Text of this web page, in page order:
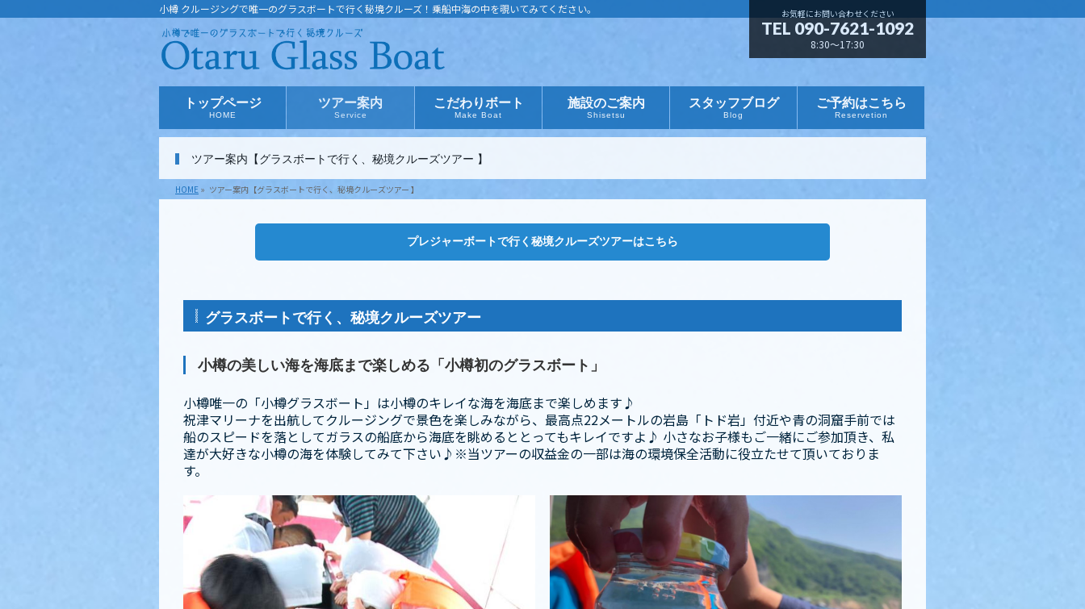
小樽 クルージングで唯一のグラスボートで行く秘境クルーズ！乗船中海の中を覗いてみてください。 お気軽にお問い合わせください
TEL 090-7621-1092
8:30～17:30
トップページ
HOME
ツアー案内
Service
こだわりボート
Make Boat
施設のご案内
Shisetsu
スタッフブログ
Blog
ご予約はこちら
Reservetion
ツアー案内【グラスボートで行く、秘境クルーズツアー 】
HOME » ツアー案内【グラスボートで行く、秘境クルーズツアー 】
プレジャーボートで行く秘境クルーズツアーはこちら
グラスボートで行く、秘境クルーズツアー
小樽の美しい海を海底まで楽しめる「小樽初のグラスボート」
小樽唯一の「小樽グラスボート」は小樽のキレイな海を海底まで楽しめます♪
祝津マリーナを出航してクルージングで景色を楽しみながら、最高点22メートルの岩島「トド岩」付近や青の洞窟手前では
船のスピードを落としてガラスの船底から海底を眺めるととってもキレイですよ♪ 小さなお子様もご一緒にご参加頂き、私
達が大好きな小樽の海を体験してみて下さい♪※当ツアーの収益金の一部は海の環境保全活動に役立たせて頂いておりま
す。